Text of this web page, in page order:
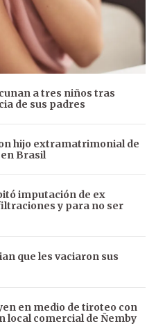
a tres niños tras
de sus padres
hijo extramatrimonial de
Brasil
imputación de ex
y para no ser
que les vaciaron sus
en medio de tiroteo con
local comercial de Ñemby